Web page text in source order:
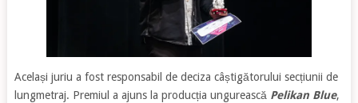
Același juriu a fost responsabil de deciza câștigătorului secțiunii de
lungmetraj. Premiul a ajuns la producția ungurească Pelikan Blue,